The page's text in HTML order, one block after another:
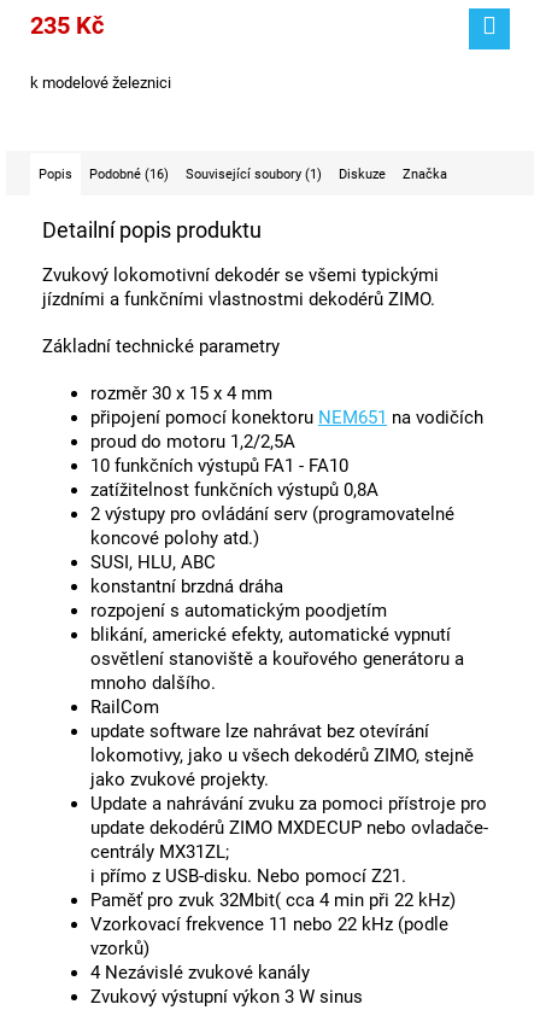
235 Kč
k modelové železnici
Popis Podobné (16) Související soubory (1) Diskuze Značka
Detailní popis produktu
Zvukový lokomotivní dekodér se všemi typickými
jízdními a funkčními vlastnostmi dekodérů ZIMO.
Základní technické parametry
rozměr 30 x 15 x 4 mm
připojení pomocí konektoru NEM651 na vodičích
proud do motoru 1,2/2,5A
10 funkčních výstupů FA1 - FA10
zatížitelnost funkčních výstupů 0,8A
2 výstupy pro ovládání serv (programovatelné
koncové polohy atd.)
SUSI, HLU, ABC
konstantní brzdná dráha
rozpojení s automatickým poodjetím
blikání, americké efekty, automatické vypnutí
osvětlení stanoviště a kouřového generátoru a
mnoho dalšího.
RailCom
update software lze nahrávat bez otevírání
lokomotivy, jako u všech dekodérů ZIMO, stejně
jako zvukové projekty.
Update a nahrávání zvuku za pomoci přístroje pro
update dekodérů ZIMO MXDECUP nebo ovladače-
centrály MX31ZL;
i přímo z USB-disku. Nebo pomocí Z21.
Paměť pro zvuk 32Mbit( cca 4 min při 22 kHz)
Vzorkovací frekvence 11 nebo 22 kHz (podle
vzorků)
4 Nezávislé zvukové kanály
Zvukový výstupní výkon 3 W sinus